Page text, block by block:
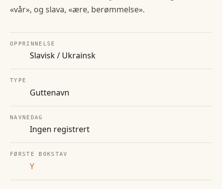
«vår», og slava, «ære, berømmelse».
OPPRINNELSE
Slavisk / Ukrainsk
TYPE
Guttenavn
NAVNEDAG
Ingen registrert
FØRSTE BOKSTAV
Y